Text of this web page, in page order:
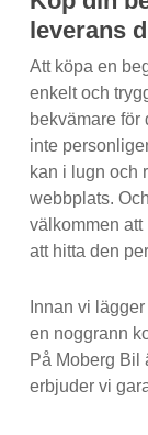
leverans
Att köpa en
enkelt och
bekvämare
inte
kan i lugn och
webbplats.
välkommen att
att hitta den
Innan vi
en noggrann
På Moberg Bil
erbjuder vi